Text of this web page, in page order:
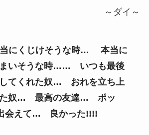
～ダイ～
にくじけそうな時… 本当に
まいそうな時…… いつも最後
てくれた奴… おれを立ち上
た奴… 最高の友達… ポッ
えて… 良かった!!!!